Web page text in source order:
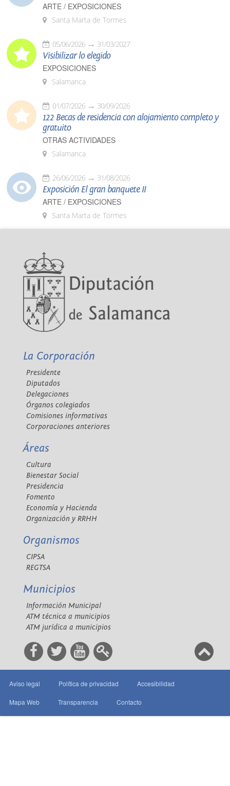
ARTE / EXPOSICIONES
Santa Marta de Tormes
05/06/2026 31/03/2027
Visibilizar lo elegido
EXPOSICIONES
Salamanca
01/07/2026 30/09/2026
122 Becas de residencia con alojamiento completo y
gratuito
OTRAS ACTIVIDADES
Salamanca
26/06/2026 31/08/2026
Exposición El gran banquete II
ARTE / EXPOSICIONES
Santa Marta de Tormes
La Corporación
Presidente
Diputados
Delegaciones
Órganos colegiados
Comisiones informativas
Corporaciones anteriores
Áreas
Cultura
Bienestar Social
Presidencia
Fomento
Economía y Hacienda
Organización y RRHH
Organismos
CIPSA
REGTSA
Municipios
Información Municipal
ATM técnica a municipios
ATM jurídica a municipios
Aviso legal Política de privacidad Accesibilidad
Mapa Web Transparencia Contacto